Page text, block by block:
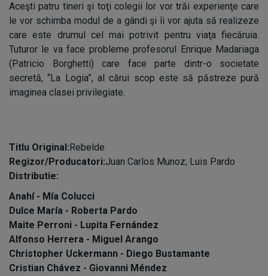
Aceşti patru tineri şi toţi colegii lor vor trăi experienţe care
le vor schimba modul de a gândi şi îi vor ajuta să realizeze
care este drumul cel mai potrivit pentru viaţa fiecăruia.
Tuturor le va face probleme profesorul Enrique Madariaga
(Patricio Borghetti) care face parte dintr-o societate
secretă, “La Logia”, al cărui scop este să păstreze pură
imaginea clasei privilegiate.
Titlu Original:Rebelde
Regizor/Producatori:Juan Carlos Munoz; Luis Pardo
Distributie:
Anahí - Mía Colucci
Dulce María - Roberta Pardo
Maite Perroni - Lupita Fernández
Alfonso Herrera - Miguel Arango
Christopher Uckermann - Diego Bustamante
Cristian Chávez - Giovanni Méndez